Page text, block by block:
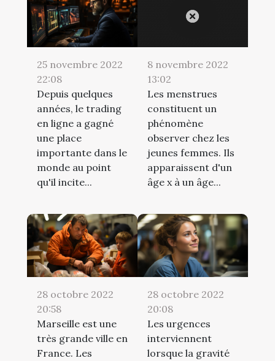
25 novembre 2022
22:08
Depuis quelques
années, le trading
en ligne a gagné
une place
importante dans le
monde au point
qu'il incite...
8 novembre 2022
13:02
Les menstrues
constituent un
phénomène
observer chez les
jeunes femmes. Ils
apparaissent d'un
âge x à un âge...
28 octobre 2022
20:58
Marseille est une
très grande ville en
France. Les
28 octobre 2022
20:08
Les urgences
interviennent
lorsque la gravité